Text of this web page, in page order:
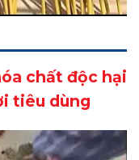
chất độc hại
tiêu dùng